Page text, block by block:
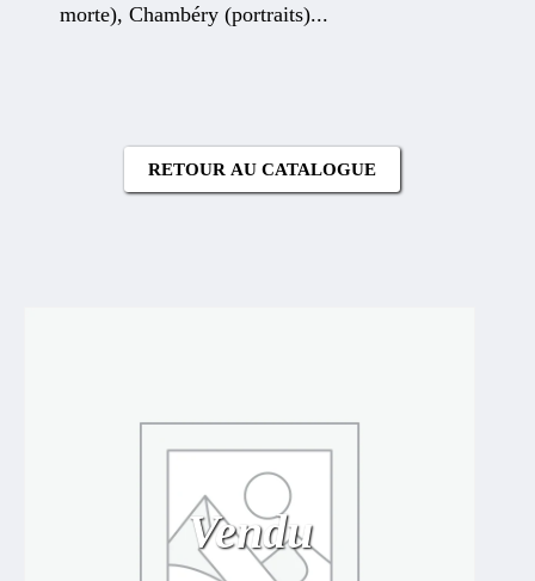
morte), Chambéry (portraits)...
RETOUR AU CATALOGUE
Vendu